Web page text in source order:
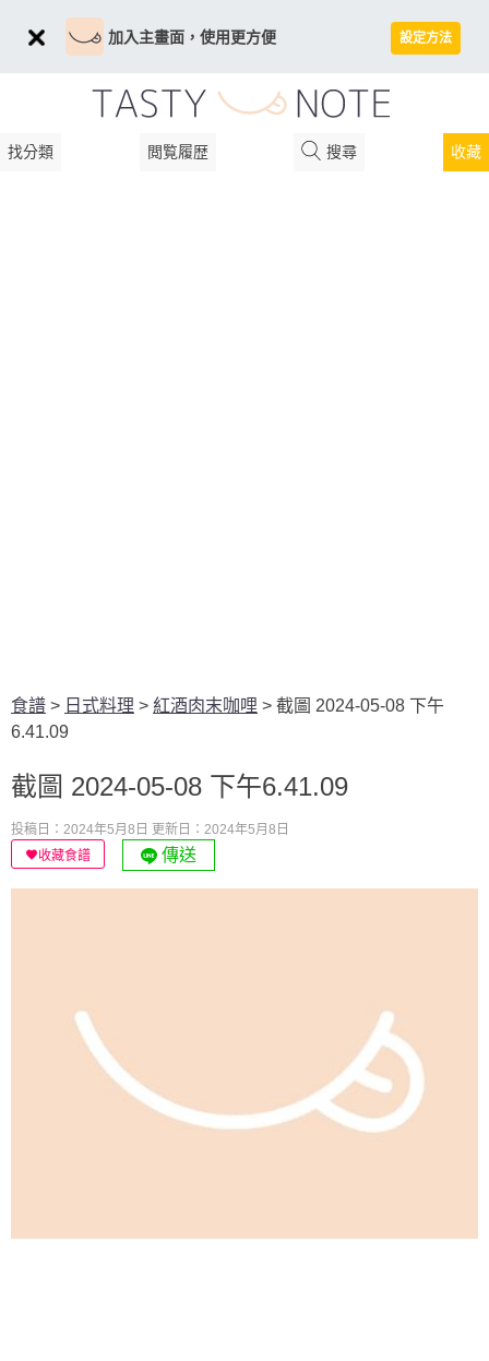
加入主畫面，使用更方便 設定方法
找分類 閲覧履歴 搜尋 收藏
食譜 > 日式料理 > 紅酒肉末咖哩 > 截圖 2024-05-08 下午
6.41.09
截圖 2024-05-08 下午6.41.09
投稿日：2024年5月8日 更新日：2024年5月8日
收藏食譜
傳送